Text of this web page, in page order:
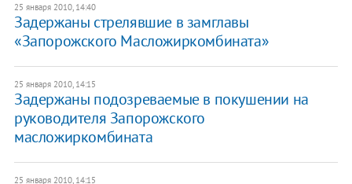
25 января 2010, 14:40
Задержаны стрелявшие в замглавы
«Запорожского Масложиркомбината»
25 января 2010, 14:15
Задержаны подозреваемые в покушении на
руководителя Запорожского
масложиркомбината
25 января 2010, 14:15